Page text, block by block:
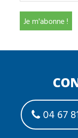
04 67